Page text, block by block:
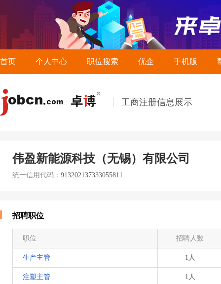
首页 个人中心 职位搜索 优企 手机版
工商注册信息展示
伟盈新能源科技（无锡）有限公司
统一信用代码： 913202137333055811
招聘职位
职位 招聘人数
生产主管 1人
注塑主管 1人